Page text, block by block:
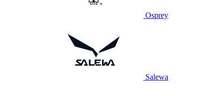
Osprey
Salewa